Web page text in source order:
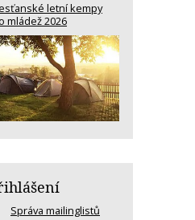
letní kempy
mládež 2026
Správa mailinglistů